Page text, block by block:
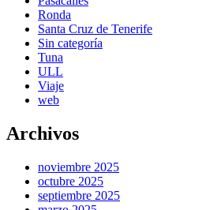
Ronda
Santa Cruz de Tenerife
Sin categoría
Tuna
ULL
Viaje
web
Archivos
noviembre 2025
octubre 2025
septiembre 2025